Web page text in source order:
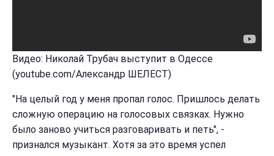
Видео: Николай Трубач выступит в Одессе
(youtube.com/Александр ШЕЛЕСТ)
"На целый год у меня пропал голос. Пришлось делать
сложную операцию на голосовых связках. Нужно
было заново учиться разговаривать и петь", -
признался музыкант. Хотя за это время успел